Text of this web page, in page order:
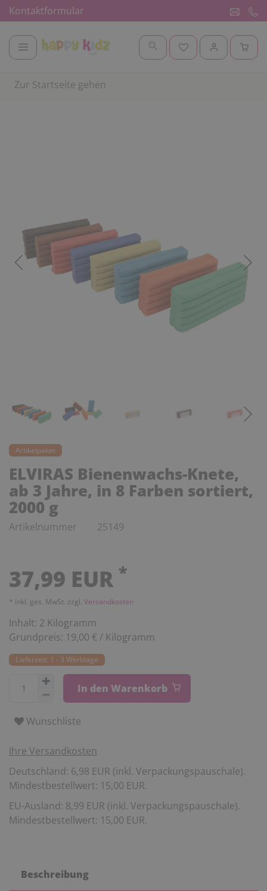
Kontaktformular
Zur Startseite gehen
Artikelpaket
ELVIRAS Bienenwachs-Knete,
ab 3 Jahre, in 8 Farben sortiert,
2000 g
Artikelnummer 25149
37,99 EUR *
* inkl. ges. MwSt. zzgl. Versandkosten
Inhalt: 2 Kilogramm
Grundpreis: 19,00 € / Kilogramm
Lieferzeit: 1 - 3 Werktage
In den Warenkorb
Wunschliste
Ihre Versandkosten
Deutschland: 6,98 EUR (inkl. Verpackungspauschale).
Mindestbestellwert: 15,00 EUR.
EU-Ausland: 8,99 EUR (inkl. Verpackungspauschale).
Mindestbestellwert: 15,00 EUR.
Beschreibung